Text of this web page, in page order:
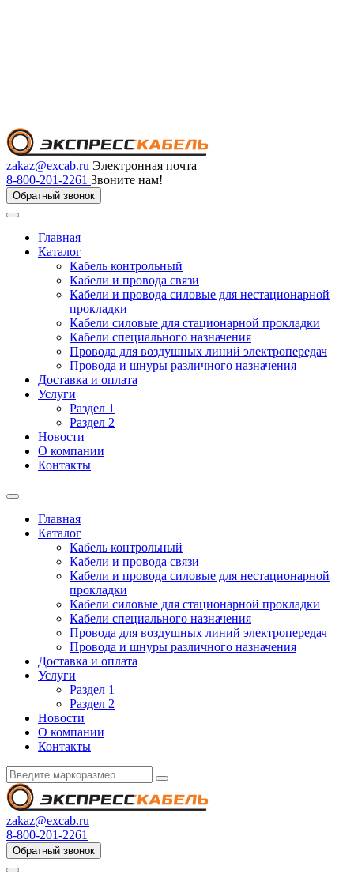
zakaz@excab.ru Электронная почта
8-800-201-2261 Звоните нам!
Обратный звонок
Главная
Каталог
Кабель контрольный
Кабели и провода связи
Кабели и провода силовые для нестационарной
прокладки
Кабели силовые для стационарной прокладки
Кабели специального назначения
Провода для воздушных линий электропередач
Провода и шнуры различного назначения
Доставка и оплата
Услуги
Раздел 1
Раздел 2
Новости
О компании
Контакты
Главная
Каталог
Кабель контрольный
Кабели и провода связи
Кабели и провода силовые для нестационарной
прокладки
Кабели силовые для стационарной прокладки
Кабели специального назначения
Провода для воздушных линий электропередач
Провода и шнуры различного назначения
Доставка и оплата
Услуги
Раздел 1
Раздел 2
Новости
О компании
Контакты
zakaz@excab.ru
8-800-201-2261
Обратный звонок